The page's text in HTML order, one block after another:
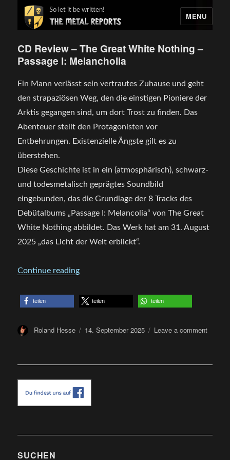
MENU
So let it be written!
CD Review – The Great White Nothing –
Passage I: Melancholia
Ein Mann verlässt sein vertrautes Zuhause und geht
den strapaziösen Weg, den die einstigen Pioniere der
Arktis gegangen sind, um dort Trost zu finden. Das
Abenteuer stellt den Protagonisten vor
Entbehrungen. Existenzielle Ängste gilt es zu
überstehen.
Diese Geschichte ist in ein (atmosphärisch), schwarz-
und todesmetalisch geprägtes Soundbild
eingebunden, das die Grundlage der 8 Tracks des
Debütalbums „Passage I: Melancolia“ von The Great
White Nothing abbildet. Das Werk hat am 31. August
2025 „das Licht der Welt erblickt“.
Continue reading„CD Review – The Great White Nothing
teilen teilen teilen
Author
Roland Hesse
Posted
14. September 2025 Leave a commenton
I:
SUCHEN